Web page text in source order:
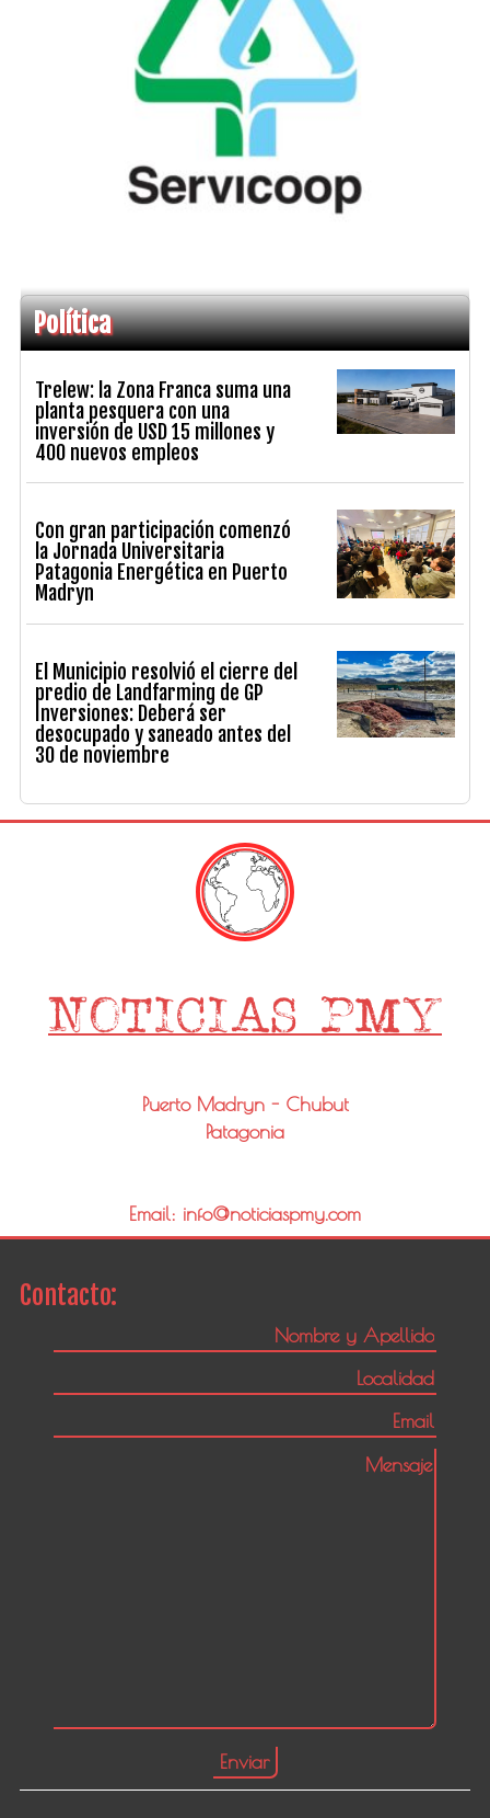
Política
Trelew: la Zona Franca suma una
planta pesquera con una
inversión de USD 15 millones y
400 nuevos empleos
Con gran participación comenzó
la Jornada Universitaria
Patagonia Energética en Puerto
Madryn
El Municipio resolvió el cierre del
predio de Landfarming de GP
Inversiones: Deberá ser
desocupado y saneado antes del
30 de noviembre
Puerto Madryn - Chubut
Patagonia
Email: info@noticiaspmy.com
Contacto: